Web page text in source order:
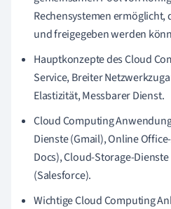
Rechensystemen
und freigegeben werden
Hauptkonzepte des Cloud
Service, Breiter
Elastizität, Messbarer Dienst.
Cloud Computing
Dienste (Gmail), Online
Docs), Cloud-Storage-
(Salesforce).
Wichtige Cloud Computing